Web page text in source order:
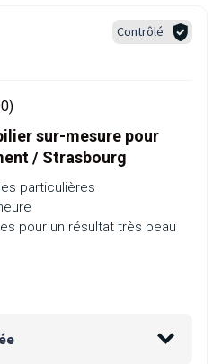
Contrôlé
sur-mesure pour
/ Strasbourg
particulières
pour un résultat très beau